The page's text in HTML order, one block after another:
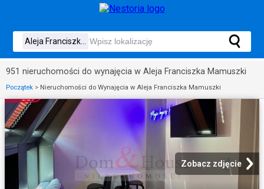
951 nieruchomości do wynajęcia w Aleja Franciszka Mamuszki
Początek > Nieruchomości do Wynajęcia w Aleja Franciszka Mamuszki
Zobacz zdjęcie